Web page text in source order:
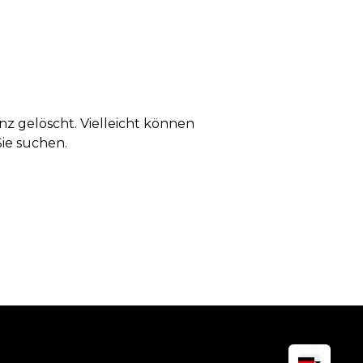
gelöscht. Vielleicht können
suchen.